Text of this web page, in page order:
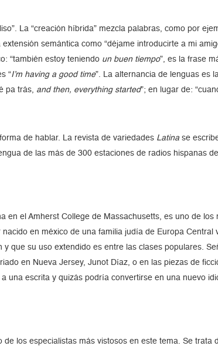
La “creación híbrida” mezcla palabras, como por
semántica como “déjame introducirte a mi
“también estoy teniendo un buen tiempo”, es la frase
“I’m having a good time”. La alternancia de lenguas es
pa trás, and then, everything started”; en lugar de:
de hablar. La revista de variedades Latinase
de las más de 300 estaciones de radios hispanas
en el Amherst College de Massachusetts, es uno de
nacido en méxico de una familia judía de Europa
que su uso extendido es entre las clases populares.
en Nueva Jersey, Junot Díaz, o en las piezas de
una escrita y quizás podría convertirse en una nuevo
los especialistas más vistosos en este tema. Se trata